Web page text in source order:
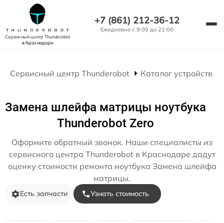
Сервисный центр Thunderobot
в Краснодаре
+7 (861) 212-36-12
Ежедневно с 9:00 до 21:00
Сервисный центр Thunderobot Каталог устройств
Замена шлейфа матрицы ноутбука
Thunderobot Zero
Оформите обратный звонок. Наши специалисты из
сервисного центра Thunderobot в Краснодаре дадут
оценку стоимости ремонта ноутбука Замена шлейфа
матрицы.
Есть запчасти Узнать стоимость